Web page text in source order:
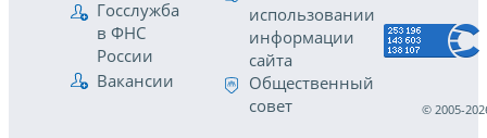
Госслужба
в ФНС
России
Вакансии
использовании
информации
сайта
Общественный
совет
© 2005-